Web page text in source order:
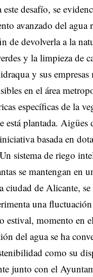
este desafío, se
avanzado del
de devolverla a la
y la limpieza de
y sus
en el área
específicas de la
está plantada.
basada en
sistema de riego
se mantengan en
ciudad de Alicante,
una
estival, momento en
del agua se ha
como su
junto con el